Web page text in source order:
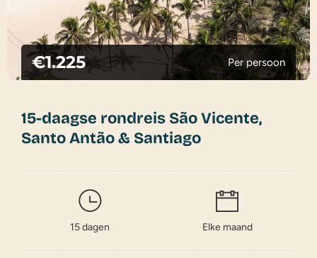
€1.225 Per persoon
15-daagse rondreis São Vicente,
Santo Antão & Santiago
15 dagen Elke maand